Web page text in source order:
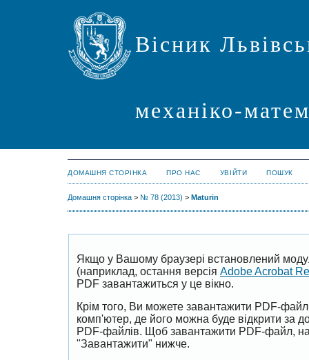
Вісник
механіко-
ДОМАШНЯ СТОРІНКА ПРО НАС УВІЙТИ ПОШУК
Домашня сторінка > № 78 (2013) > Maturin
Якщо у Вашому браузері встановлений
(наприклад, остання версія Adobe Acrobat
PDF завантажиться у це вікно.
Крім того, Ви можете завантажити PDF-
комп'ютер, де його можна буде відкрити за
PDF-файлів. Щоб завантажити PDF-файл,
"Завантажити" нижче.